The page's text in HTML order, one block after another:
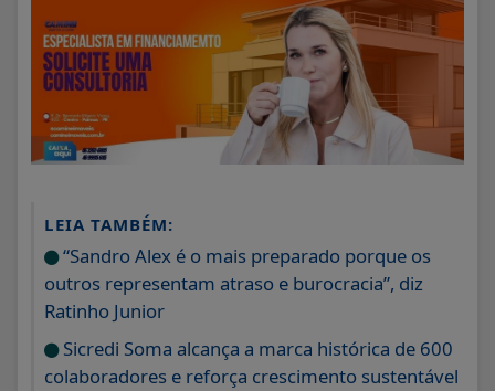
LEIA TAMBÉM:
“Sandro Alex é o mais preparado porque os
outros representam atraso e burocracia”, diz
Ratinho Junior
Sicredi Soma alcança a marca histórica de 600
colaboradores e reforça crescimento sustentável